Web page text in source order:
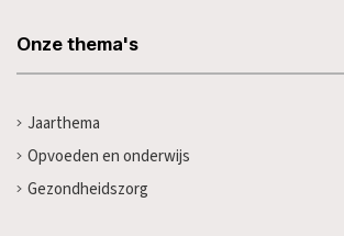
Onze thema's
Jaarthema
Opvoeden en onderwijs
Gezondheidszorg